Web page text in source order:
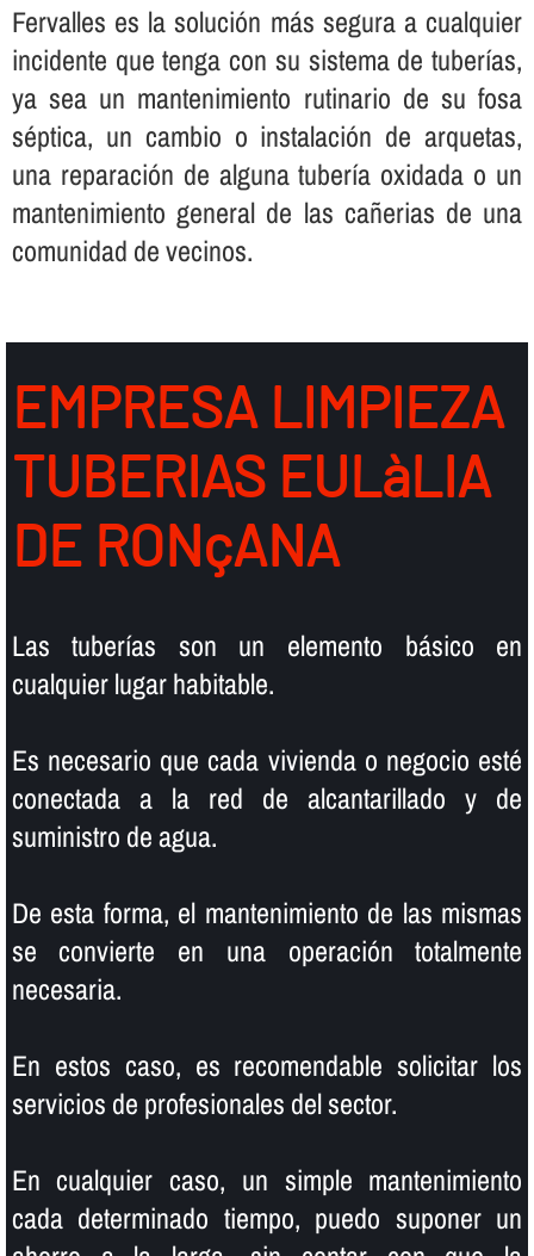
Fervalles es la solución más segura a cualquier
incidente que tenga con su sistema de tuberí­as,
ya sea un mantenimiento rutinario de su fosa
séptica, un cambio o instalación de arquetas,
una reparación de alguna tuberí­a oxidada o un
mantenimiento general de las cañerias de una
comunidad de vecinos.
EMPRESA LIMPIEZA
TUBERIAS EULàLIA
DE RONçANA
Las tuberí­as son un elemento básico en
cualquier lugar habitable.
Es necesario que cada vivienda o negocio esté
conectada a la red de alcantarillado y de
suministro de agua.
De esta forma, el mantenimiento de las mismas
se convierte en una operación totalmente
necesaria.
En estos caso, es recomendable solicitar los
servicios de profesionales del sector.
En cualquier caso, un simple mantenimiento
cada determinado tiempo, puedo suponer un